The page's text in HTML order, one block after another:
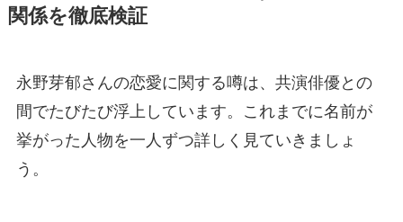
関係を徹底検証
永野芽郁さんの恋愛に関する噂は、共演俳優との
間でたびたび浮上しています。これまでに名前が
挙がった人物を一人ずつ詳しく見ていきましょ
う。